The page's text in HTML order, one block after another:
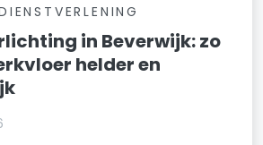
in Beverwijk: zo
helder en